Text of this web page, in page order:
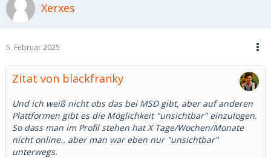
Xerxes
5. Februar 2025
Zitat von blackfranky
Und ich weiß nicht obs das bei MSD gibt, aber auf anderen
Plattformen gibt es die Möglichkeit "unsichtbar" einzulogen.
So dass man im Profil stehen hat X Tage/Wochen/Monate
nicht online.. aber man war eben nur "unsichtbar"
unterwegs.